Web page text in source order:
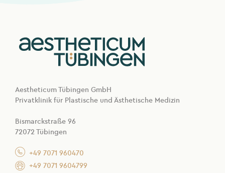
Aestheticum Tübingen GmbH
Privatklinik für Plastische und Ästhetische Medizin
Bismarckstraße 96
72072 Tübingen
+49 7071 960470
+49 7071 9604799